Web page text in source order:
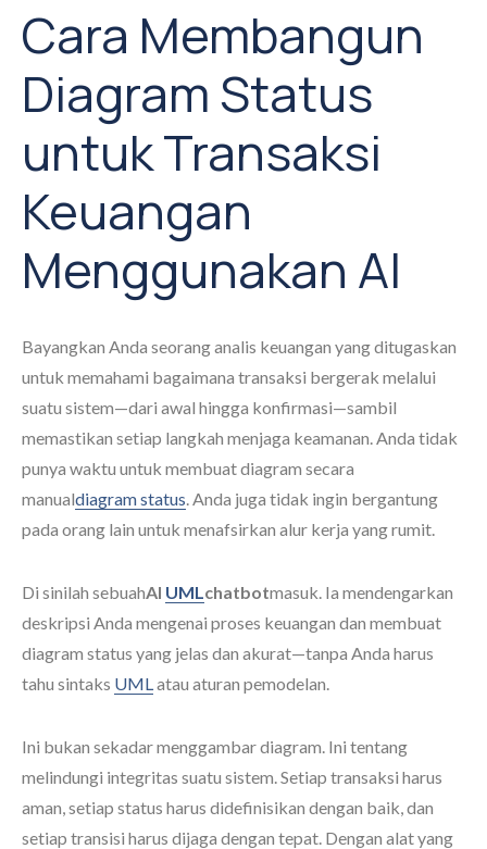
Cara Membangun
Diagram Status
untuk Transaksi
Keuangan
Menggunakan AI
Bayangkan Anda seorang analis keuangan yang ditugaskan
untuk memahami bagaimana transaksi bergerak melalui
suatu sistem—dari awal hingga konfirmasi—sambil
memastikan setiap langkah menjaga keamanan. Anda tidak
punya waktu untuk membuat diagram secara
manualdiagram status. Anda juga tidak ingin bergantung
pada orang lain untuk menafsirkan alur kerja yang rumit.
Di sinilah sebuahAI UMLchatbotmasuk. Ia mendengarkan
deskripsi Anda mengenai proses keuangan dan membuat
diagram status yang jelas dan akurat—tanpa Anda harus
tahu sintaks UMLatau aturan pemodelan.
Ini bukan sekadar menggambar diagram. Ini tentang
melindungi integritas suatu sistem. Setiap transaksi harus
aman, setiap status harus didefinisikan dengan baik, dan
setiap transisi harus dijaga dengan tepat. Dengan alat yang